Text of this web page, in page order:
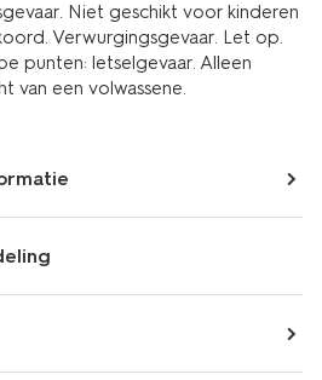
Niet geschikt voor kinderen
Verwurgingsgevaar. Let op.
punten: letselgevaar. Alleen
van een volwassene.